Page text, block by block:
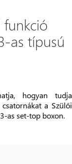
as típusú
hogyan tudja
a Szülői
as set-top boxon.